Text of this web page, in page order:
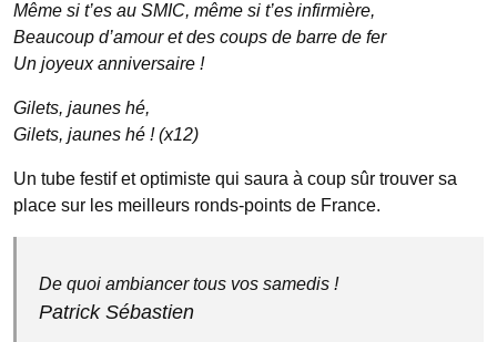
Même si t’es au SMIC, même si t’es infirmière,
Beaucoup d’amour et des coups de barre de fer
Un joyeux anniversaire !
Gilets, jaunes hé,
Gilets, jaunes hé ! (x12)
Un tube festif et optimiste qui saura à coup sûr trouver sa
place sur les meilleurs ronds-points de France.
De quoi ambiancer tous vos samedis !
Patrick Sébastien